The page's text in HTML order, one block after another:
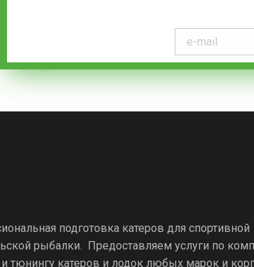
подготовка катеров для спортивной
рыбалки. Предоставляем услуги по
тюнингу катеров и лодок любых марок и